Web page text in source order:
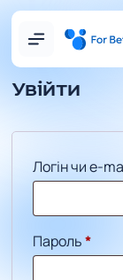
Увійти
Логін чи e-
Пароль*